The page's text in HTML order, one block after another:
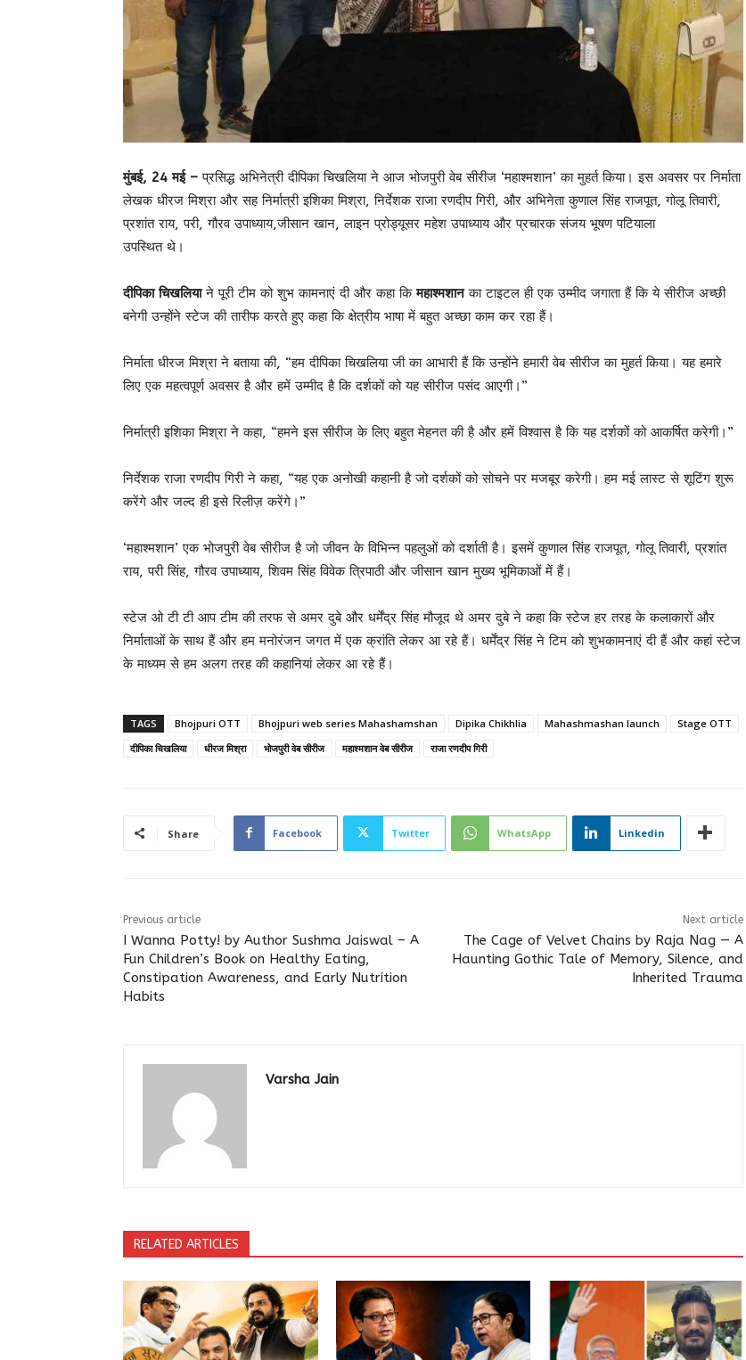
मुंबई, 24 मई – प्रसिद्ध अभिनेत्री दीपिका चिखलिया ने आज भोजपुरी वेब सीरीज ‘महाश्मशान’ का मुहर्त किया। इस अवसर पर निर्माता
लेखक धीरज मिश्रा और सह निर्मात्री इशिका मिश्रा, निर्देशक राजा रणदीप गिरी, और अभिनेता कुणाल सिंह राजपूत, गोलू तिवारी,
प्रशांत राय, परी, गौरव उपाध्याय,जीसान खान, लाइन प्रोड्यूसर महेश उपाध्याय और प्रचारक संजय भूषण पटियाला
उपस्थित थे।
दीपिका चिखलियाने पूरी टीम को शुभ कामनाएं दी और कहा किमहाश्मशानका टाइटल ही एक उम्मीद जगाता हैं कि ये सीरीज अच्छी
बनेगी उन्होंने स्टेज की तारीफ करते हुए कहा कि क्षेत्रीय भाषा में बहुत अच्छा काम कर रहा हैं।
निर्माता धीरज मिश्रा ने बताया की, “हम दीपिका चिखलिया जी का आभारी हैं कि उन्होंने हमारी वेब सीरीज का मुहर्त किया। यह हमारे
लिए एक महत्वपूर्ण अवसर है और हमें उम्मीद है कि दर्शकों को यह सीरीज पसंद आएगी।”
निर्मात्री इशिका मिश्रा ने कहा, “हमने इस सीरीज के लिए बहुत मेहनत की है और हमें विश्वास है कि यह दर्शकों को आकर्षित करेगी।”
निर्देशक राजा रणदीप गिरी ने कहा, “यह एक अनोखी कहानी है जो दर्शकों को सोचने पर मजबूर करेगी। हम मई लास्ट से शूटिंग शुरू
करेंगे और जल्द ही इसे रिलीज़ करेंगे।”
‘महाश्मशान’ एक भोजपुरी वेब सीरीज है जो जीवन के विभिन्न पहलुओं को दर्शाती है। इसमें कुणाल सिंह राजपूत, गोलू तिवारी, प्रशांत
राय, परी सिंह, गौरव उपाध्याय, शिवम सिंह विवेक त्रिपाठी और जीसान खान मुख्य भूमिकाओं में हैं।
स्टेज ओ टी टी आप टीम की तरफ से अमर दुबे और धर्मेंद्र सिंह मौजूद थे अमर दुबे ने कहा कि स्टेज हर तरह के कलाकारों और
निर्माताओं के साथ हैं और हम मनोरंजन जगत में एक क्रांति लेकर आ रहे हैं। धर्मेंद्र सिंह ने टिम को शुभकामनाएं दी हैं और कहां स्टेज
के माध्यम से हम अलग तरह की कहानियां लेकर आ रहे हैं।
TAGS Bhojpuri OTT Bhojpuri web series Mahashamshan Dipika Chikhlia Mahashmashan launch
Stage OTT
दीपिका चिखलिया
धीरज मिश्रा भोजपुरी वेब सीरीज महाश्मशान वेब सीरीज राजा रणदीप गिरी
Share Facebook Twitter WhatsApp Linkedin
Previous article
I Wanna Potty! by Author Sushma Jaiswal – A
Fun Children’s Book on Healthy Eating,
Constipation Awareness, and Early Nutrition
Habits
Next article
The Cage of Velvet Chains by Raja Nag — A
Haunting Gothic Tale of Memory, Silence, and
Inherited Trauma
Varsha Jain
RELATED ARTICLES